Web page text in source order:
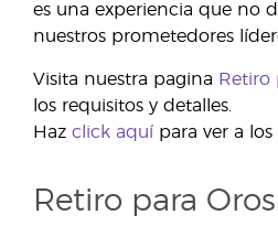
es una experiencia que no
nuestros prometedores
Visita nuestra pagina Retiro
los requisitos y detalles.
Haz click aquí para ver a
Retiro para Oros